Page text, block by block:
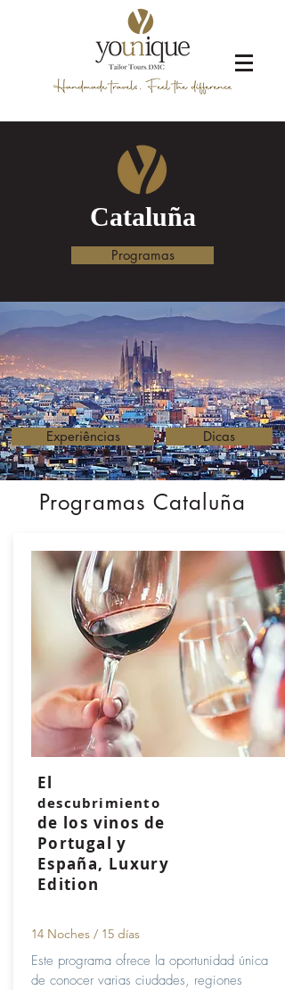
Cataluña
Programas
Experiências Dicas
Programas Cataluña
El
descubrimiento
de los vinos de
Portugal y
España, Luxury
Edition
14 Noches / 15 días
Este programa ofrece la oportunidad única
de conocer varias ciudades, regiones